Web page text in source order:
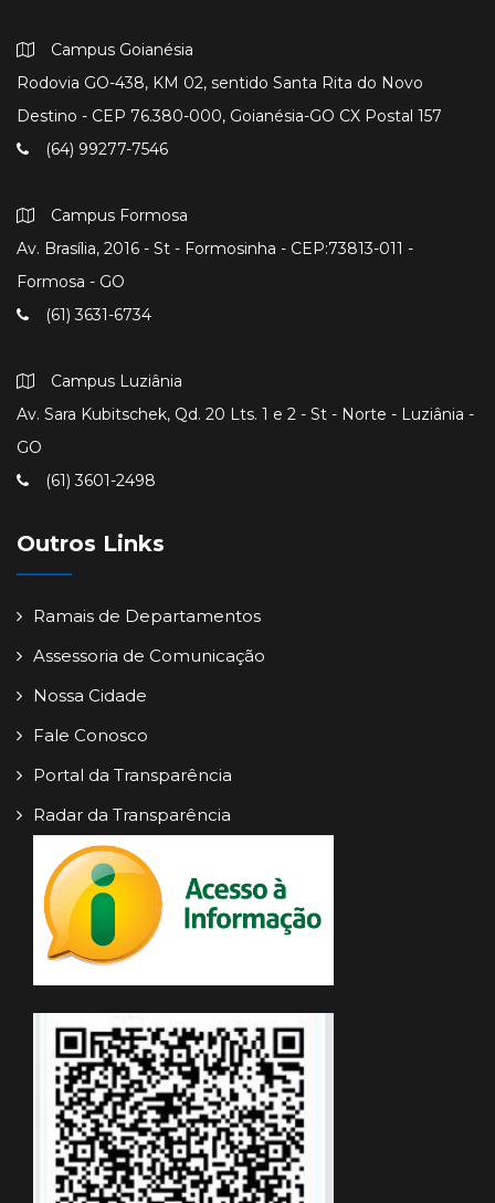
Campus Goianésia
Rodovia GO-438, KM 02, sentido Santa Rita do Novo
Destino - CEP 76.380-000, Goianésia-GO CX Postal 157
(64) 99277-7546
Campus Formosa
Av. Brasília, 2016 - St - Formosinha - CEP:73813-011 -
Formosa - GO
(61) 3631-6734
Campus Luziânia
Av. Sara Kubitschek, Qd. 20 Lts. 1 e 2 - St - Norte - Luziânia -
GO
(61) 3601-2498
Outros Links
Ramais de Departamentos
Assessoria de Comunicação
Nossa Cidade
Fale Conosco
Portal da Transparência
Radar da Transparência